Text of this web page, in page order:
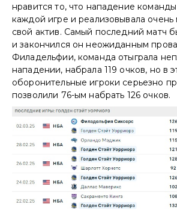
нравится то, что нападение
каждой игре и реализовывала очень
свой актив. Самый последний матч
и закончился он неожиданным
Филадельфии, команда отыграла
нападении, набрала 119 очков, но в
оборонительные игроки серьезно
позволили 76-ым набрать 126 очков.